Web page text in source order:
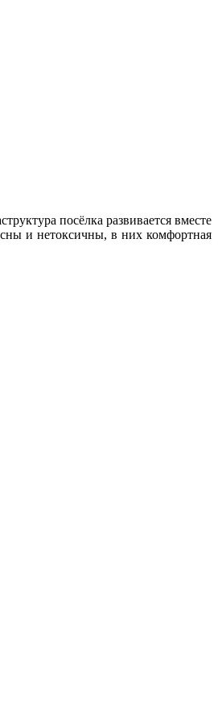
посёлка развивается вместе
и нетоксичны, в них комфортная